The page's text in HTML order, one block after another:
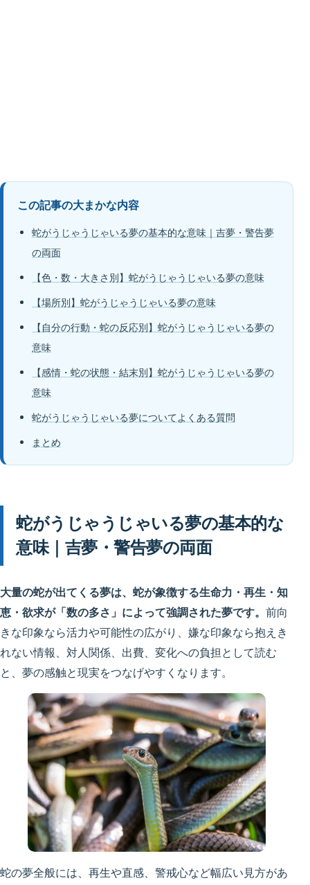
この記事の大まかな内容
蛇がうじゃうじゃいる夢の基本的な意味｜吉夢・警告夢
の両面
【色・数・大きさ別】蛇がうじゃうじゃいる夢の意味
【場所別】蛇がうじゃうじゃいる夢の意味
【自分の行動・蛇の反応別】蛇がうじゃうじゃいる夢の
意味
【感情・蛇の状態・結末別】蛇がうじゃうじゃいる夢の
意味
蛇がうじゃうじゃいる夢についてよくある質問
まとめ
蛇がうじゃうじゃいる夢の基本的な
意味｜吉夢・警告夢の両面
大量の蛇が出てくる夢は、蛇が象徴する生命力・再生・知
恵・欲求が「数の多さ」によって強調された夢です。 前向
きな印象なら活力や可能性の広がり、嫌な印象なら抱えき
れない情報、対人関係、出費、変化への負担として読む
と、夢の感触と現実をつなげやすくなります。
蛇の夢全般には、再生や直感、警戒心など幅広い見方があ